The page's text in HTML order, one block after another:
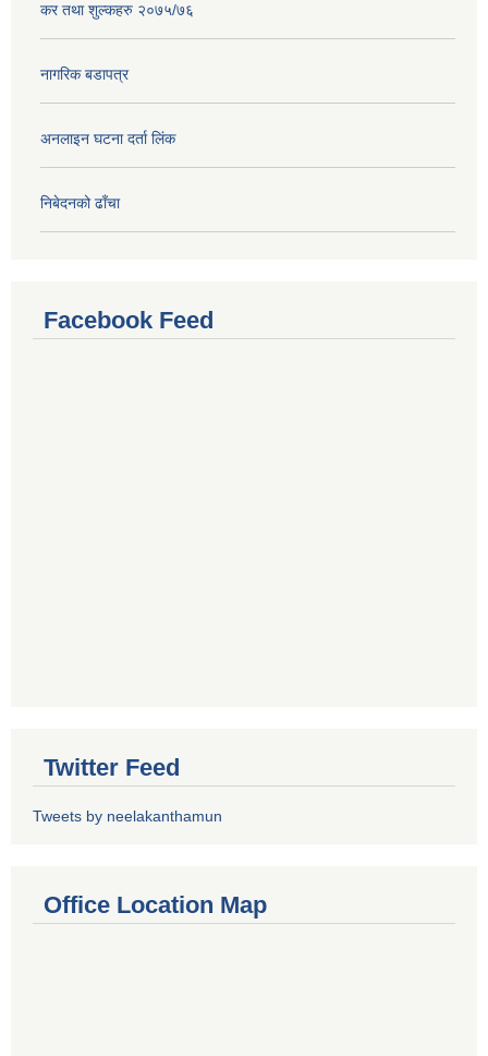
कर तथा शुल्कहरु २०७५/७६
नागरिक बडापत्र
अनलाइन घटना दर्ता लिंक
निबेदनको ढाँचा
Facebook Feed
Twitter Feed
Tweets by neelakanthamun
Office Location Map